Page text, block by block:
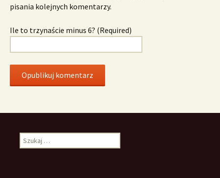
pisania kolejnych komentarzy.
Ile to trzynaście minus 6? (Required)
Szukaj: